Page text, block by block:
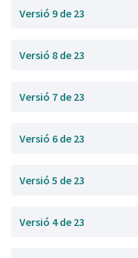
Versió 9 de 23
Versió 8 de 23
Versió 7 de 23
Versió 6 de 23
Versió 5 de 23
Versió 4 de 23